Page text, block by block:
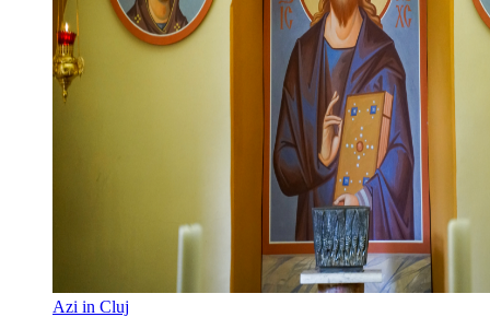
Azi in Cluj